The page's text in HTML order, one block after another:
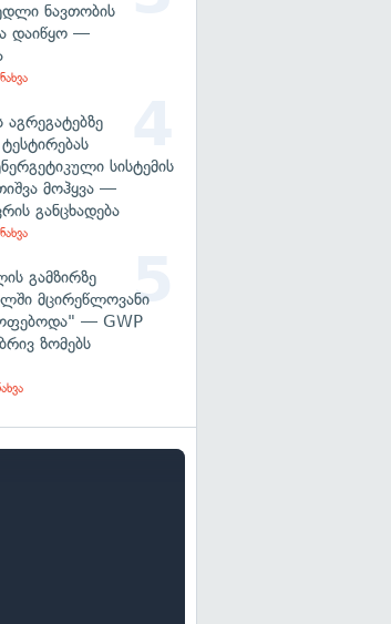
ნავთობის
დაიწყო —
ნახვა
აგრეგატებზე
სისტემის
მოჰყვა —
განცხადება
ნახვა
გამზირზე
მცირეწლოვანი
— GWP
ზომებს